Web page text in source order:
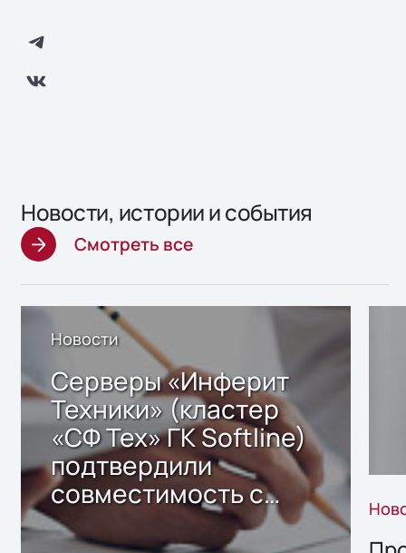
Новости, истории и события
Смотреть все
Новости
Серверы «Инферит
Техники» (кластер
«СФ Тех» ГК Softline)
подтвердили
совместимость с
решением Sharx